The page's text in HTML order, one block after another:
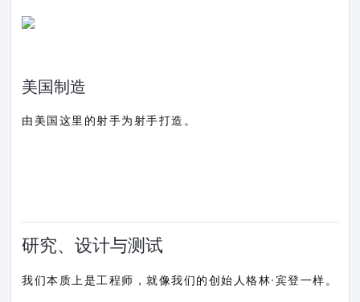
美国制造
由美国这里的射手为射手打造。
研究、设计与测试
我们本质上是工程师，就像我们的创始人格林·宾登一样。